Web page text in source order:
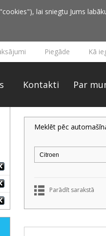
lai sniegtu Jums
Piegāde Kā
Kontakti Par
Meklēt pēc
Parādīt sarakstā